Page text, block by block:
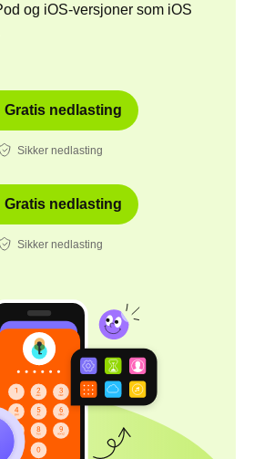
og iOS-versjoner som iOS
Gratis nedlasting
Sikker nedlasting
Gratis nedlasting
Sikker nedlasting